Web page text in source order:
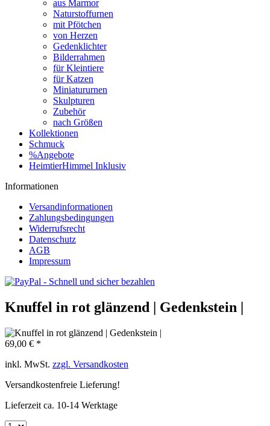
aus Marmor
Naturstoffurnen
mit Pfötchen
von Herzen
Gedenklichter
Bilderrahmen
für Kleintiere
für Katzen
Miniatururnen
Skulpturen
Zubehör
nach Größen
Kollektionen
Schmuck
%Angebote
HeimtierHimmel Inklusiv
Informationen
Versandinformationen
Zahlungsbedingungen
Widerrufsrecht
Datenschutz
AGB
Impressum
Knuffel in rot glänzend | Gedenkstein |
69,00 € *
inkl. MwSt. zzgl. Versandkosten
Versandkostenfreie Lieferung!
Lieferzeit ca. 10-14 Werktage